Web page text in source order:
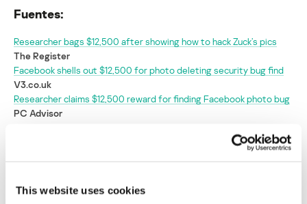
This website uses cookies
Fuentes:
Researcher bags $12,500 after showing how to hack Zuck’s pics
The Register
Facebook shells out $12,500 for photo deleting security bug find
V3.co.uk
Researcher claims $12,500 reward for finding Facebook photo bug
PC Advisor
Hacker recibe 12.000 $ por descubrir cómo